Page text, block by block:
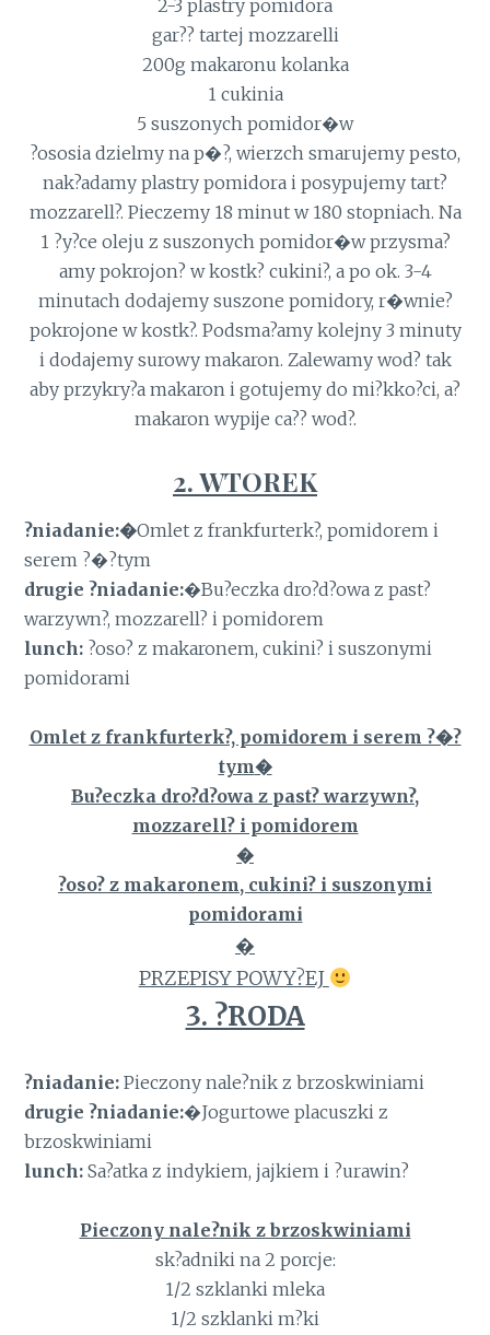
2-3 plastry pomidora
gar?? tartej mozzarelli
200g makaronu kolanka
1 cukinia
5 suszonych pomidor�w
?ososia dzielmy na p�?, wierzch smarujemy pesto,
nak?adamy plastry pomidora i posypujemy tart?
mozzarell?. Pieczemy 18 minut w 180 stopniach. Na
1 ?y?ce oleju z suszonych pomidor�w przysma?
amy pokrojon? w kostk? cukini?, a po ok. 3-4
minutach dodajemy suszone pomidory, r�wnie?
pokrojone w kostk?. Podsma?amy kolejny 3 minuty
i dodajemy surowy makaron. Zalewamy wod? tak
aby przykry?a makaron i gotujemy do mi?kko?ci, a?
makaron wypije ca?? wod?.
2. WTOREK
?niadanie:�Omlet z frankfurterk?, pomidorem i
serem ?�?tym
drugie ?niadanie:�Bu?eczka dro?d?owa z past?
warzywn?, mozzarell? i pomidorem
lunch: ?oso? z makaronem, cukini? i suszonymi
pomidorami
Omlet z frankfurterk?, pomidorem i serem ?�?
tym�
Bu?eczka dro?d?owa z past? warzywn?,
mozzarell? i pomidorem
�
?oso? z makaronem, cukini? i suszonymi
pomidorami
�
PRZEPISY POWY?EJ
3. ?RODA
?niadanie:Pieczony nale?nik z brzoskwiniami
drugie ?niadanie:�Jogurtowe placuszki z
brzoskwiniami
lunch: Sa?atka z indykiem, jajkiem i ?urawin?
Pieczony nale?nik z brzoskwiniami
sk?adniki na 2 porcje:
1/2 szklanki mleka
1/2 szklanki m?ki